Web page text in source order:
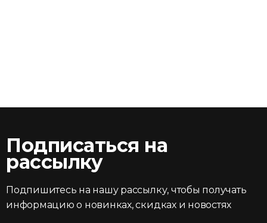
Подписаться на
рассылку
Подпишитесь на нашу рассылку, чтобы получать
информацию о новинках, скидках и новостях